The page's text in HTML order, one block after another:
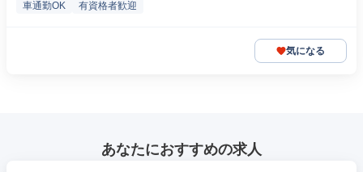
車通勤OK 有資格者歓迎
気になる
あなたにおすすめの求人